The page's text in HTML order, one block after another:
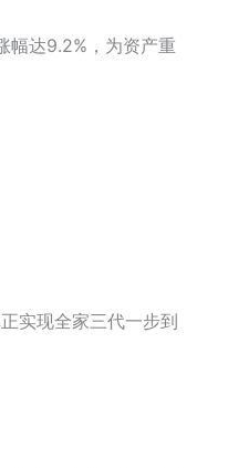
幅达9.2%，为资产重
实现全家三代一步到